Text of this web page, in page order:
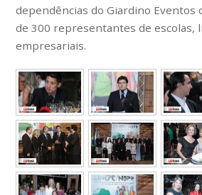
dependências do Giardino Eventos
de 300 representantes de escolas,
empresariais.